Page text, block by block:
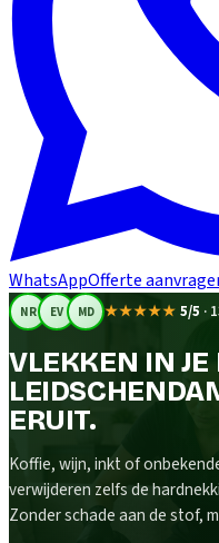
WhatsAppOfferte
NR EV MD ★★★★★ 5/5 ·
VLEKKEN IN
ERUIT.
Koffie, wijn, inkt of
verwijderen zelfs de
Zonder schade aan de stof,